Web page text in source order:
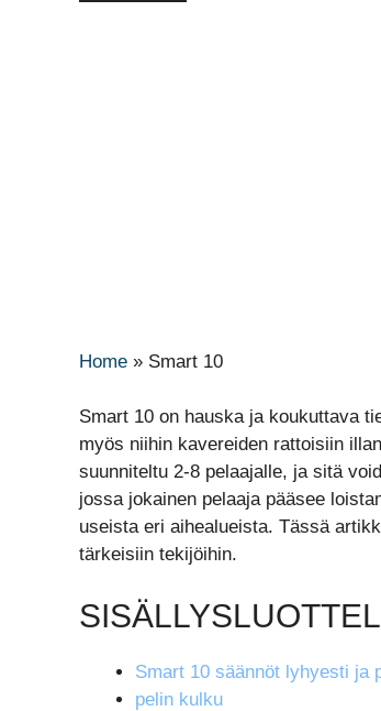
Home » Smart 10
Smart 10 on hauska ja koukuttava
myös niihin kavereiden rattoisiin
suunniteltu 2-8 pelaajalle, ja sitä
jossa jokainen pelaaja pääsee
useista eri aihealueista. Tässä
tärkeisiin tekijöihin.
Smart 10 säännöt lyhyesti ja
pelin kulku